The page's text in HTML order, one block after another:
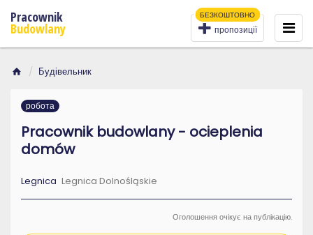
пропозиції
БЕЗКОШТОВНО
Pracownik
Budowlany
Будівельник
робота
Pracownik budowlany - ocieplenia
domów
Legnica Legnica Dolnośląskie
Оголошення очікує на публікацію.